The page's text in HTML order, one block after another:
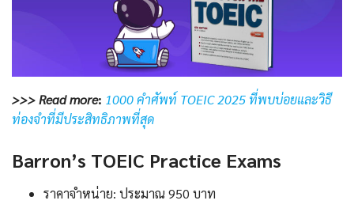
>>> Read more: 1000 คําศัพท์ TOEIC 2025 ที่พบบ่อยและวิธี
ท่องจำที่มีประสิทธิภาพที่สุด
Barron’s TOEIC Practice Exams
ราคาจำหน่าย: ประมาณ 950 บาท